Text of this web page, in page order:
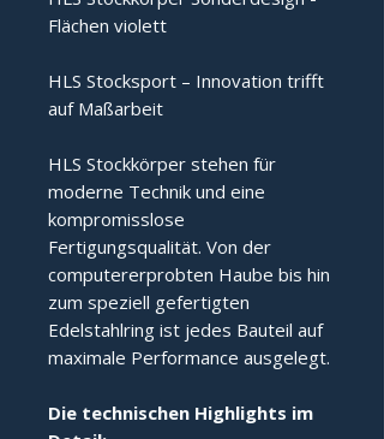
Flächen violett
HLS Stocksport – Innovation trifft
auf Maßarbeit
HLS Stockkörper stehen für
moderne Technik und eine
kompromisslose
Fertigungsqualität. Von der
computererprobten Haube bis hin
zum speziell gefertigten
Edelstahlring ist jedes Bauteil auf
maximale Performance ausgelegt.
Die technischen Highlights im